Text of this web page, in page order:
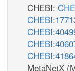
CHEBI:
MetaNetX